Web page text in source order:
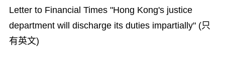
Letter to Financial Times "Hong Kong's justice
department will discharge its duties impartially" (只
有英文)